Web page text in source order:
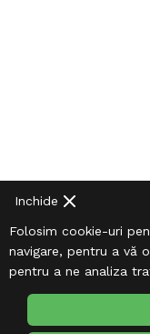
Inchide
Folosim cookie-uri
navigare, pentru a vă
pentru a ne analiza
sunteți de acord cu